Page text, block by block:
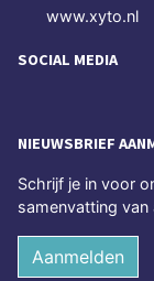
www.xyto.nl
SOCIAL MEDIA
NIEUWSBRIEF
Schrijf je in voor
samenvatting van
Aanmelden